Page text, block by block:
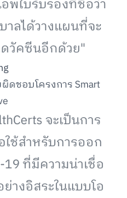
พใบรับรองที่ชื่อว่า
ลได้วางแผนที่จะ
วัคซีนอีกด้วย"
ดชอบโครงการ Smart
จะเป็นการ
ใช้สำหรับการออก
ที่มีความน่าเชื่อ
างอิสระในแบบโอ